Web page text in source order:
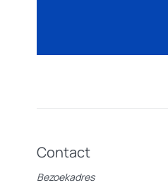
Contact
Bezoekadres